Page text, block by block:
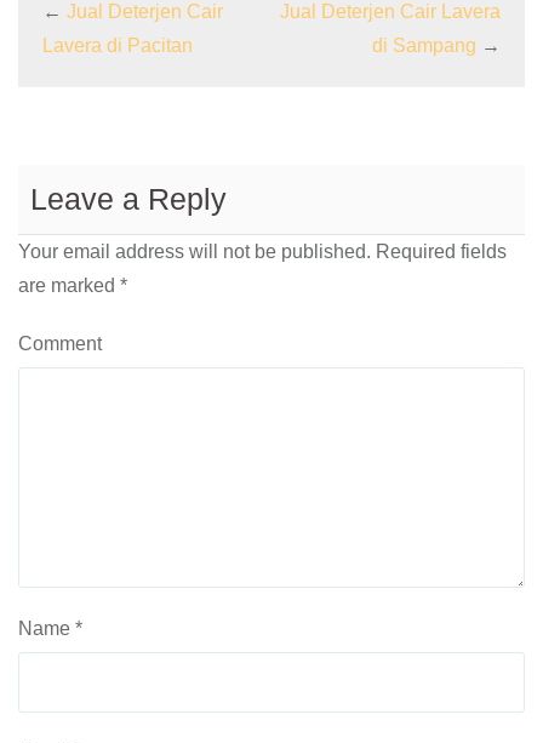
← Jual Deterjen Cair
Lavera di Pacitan
Jual Deterjen Cair Lavera
di Sampang →
Leave a Reply
Your email address will not be published. Required fields
are marked *
Comment
Name *